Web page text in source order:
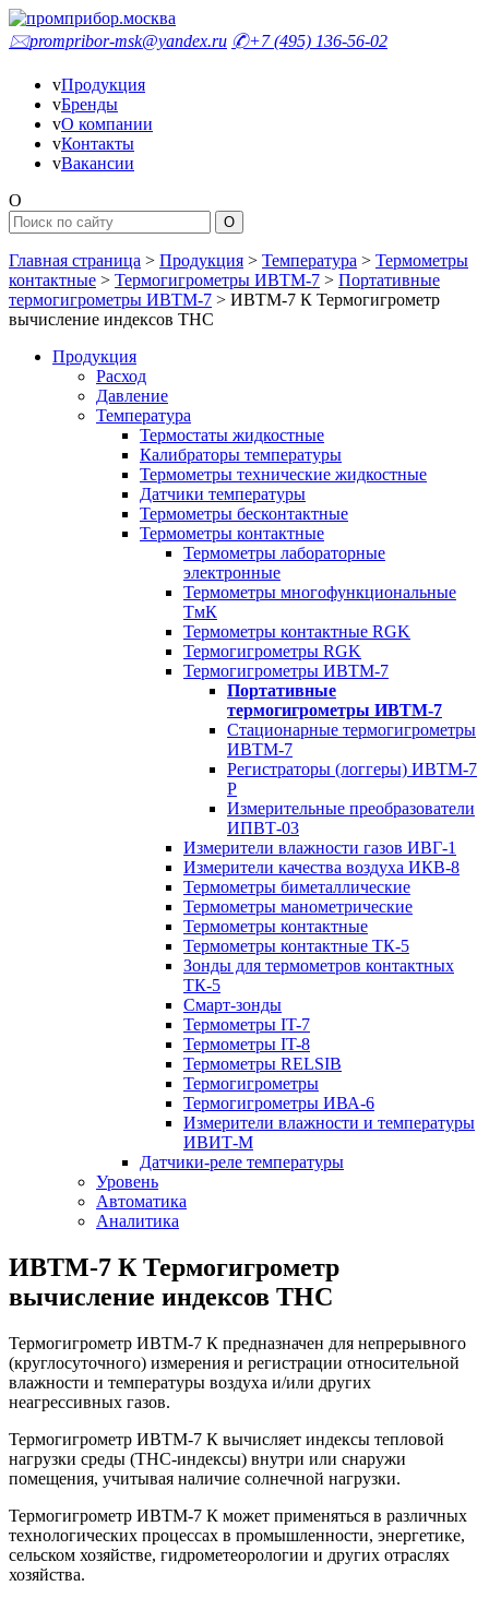
🖂prompribor-msk@yandex.ru ✆+7 (495) 136-56-02
vПродукция
vБренды
vО компании
vКонтакты
vВакансии
O
Главная страница > Продукция > Температура > Термометры
контактные > Термогигрометры ИВТМ-7 > Портативные
термогигрометры ИВТМ-7 > ИВТМ-7 К Термогигрометр
вычисление индексов ТНС
Продукция
Расход
Давление
Температура
Термостаты жидкостные
Калибраторы температуры
Термометры технические жидкостные
Датчики температуры
Термометры бесконтактные
Термометры контактные
Термометры лабораторные
электронные
Термометры многофункциональные
ТмК
Термометры контактные RGK
Термогигрометры RGK
Термогигрометры ИВТМ-7
Портативные
термогигрометры ИВТМ-7
Стационарные термогигрометры
ИВТМ-7
Регистраторы (логгеры) ИВТМ-7
Р
Измерительные преобразователи
ИПВТ-03
Измерители влажности газов ИВГ-1
Измерители качества воздуха ИКВ-8
Термометры биметаллические
Термометры манометрические
Термометры контактные
Термометры контактные ТК-5
Зонды для термометров контактных
ТК-5
Смарт-зонды
Термометры IT-7
Термометры IT-8
Термометры RELSIB
Термогигрометры
Термогигрометры ИВА-6
Измерители влажности и температуры
ИВИТ-М
Датчики-реле температуры
Уровень
Автоматика
Аналитика
ИВТМ-7 К Термогигрометр
вычисление индексов ТНС
Термогигрометр ИВТМ-7 К предназначен для непрерывного
(круглосуточного) измерения и регистрации относительной
влажности и температуры воздуха и/или других
неагрессивных газов.
Термогигрометр ИВТМ-7 К вычисляет индексы тепловой
нагрузки среды (ТНС-индексы) внутри или снаружи
помещения, учитывая наличие солнечной нагрузки.
Термогигрометр ИВТМ-7 К может применяться в различных
технологических процессах в промышленности, энергетике,
сельском хозяйстве, гидрометеорологии и других отраслях
хозяйства.